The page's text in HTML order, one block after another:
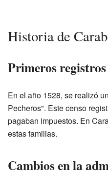
Historia de
Primeros
En el año 1528, se realizó
Pecheros". Este censo
pagaban impuestos. En
estas familias.
Cambios en la